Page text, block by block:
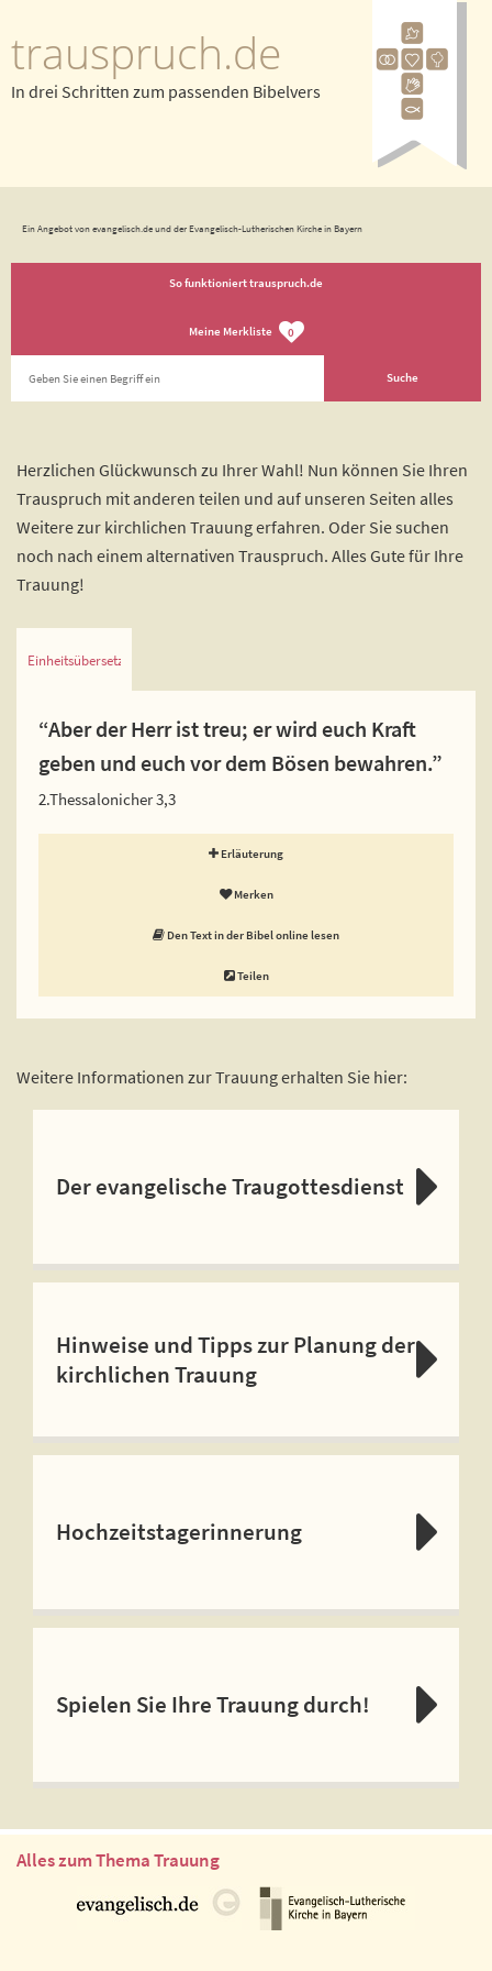
trauspruch.de
In drei Schritten zum passenden Bibelvers
Ein Angebot von evangelisch.de und der Evangelisch-Lutherischen Kirche in Bayern
So funktioniert trauspruch.de
Meine Merkliste 0
Herzlichen Glückwunsch zu Ihrer Wahl! Nun können Sie Ihren
Trauspruch mit anderen teilen und auf unseren Seiten alles
Weitere zur kirchlichen Trauung erfahren. Oder Sie suchen
noch nach einem alternativen Trauspruch. Alles Gute für Ihre
Trauung!
Einheitsübersetzung
“Aber der Herr ist treu; er wird euch Kraft
geben und euch vor dem Bösen bewahren.”
2.Thessalonicher 3,3
Erläuterung
Merken
Den Text in der Bibel online lesen
Teilen
Weitere Informationen zur Trauung erhalten Sie hier:
Der evangelische Traugottesdienst
Hinweise und Tipps zur Planung der
kirchlichen Trauung
Hochzeitstagerinnerung
Spielen Sie Ihre Trauung durch!
Alles zum Thema Trauung